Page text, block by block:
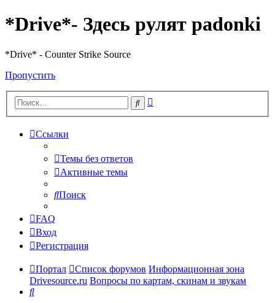
*Drive*- Здесь рулят padonki
*Drive* - Counter Strike Source
Пропустить
Поиск
Ссылки
Темы без ответов
Активные темы
Поиск
FAQ
Вход
Регистрация
Портал Список форумов Информационная зона
Drivesource.ru Вопросы по картам, скинам и звукам
Поиск